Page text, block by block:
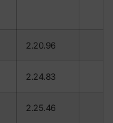
2.20.96
2.24.83
2.25.46